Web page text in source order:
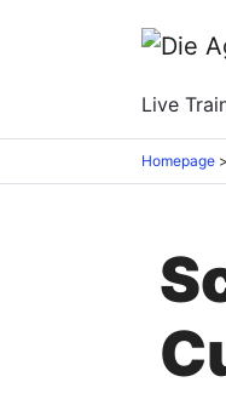
Live
Homepage >